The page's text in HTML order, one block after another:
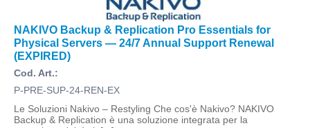
NAKIVO Backup & Replication Pro Essentials for
Physical Servers — 24/7 Annual Support Renewal
(EXPIRED)
Cod. Art.:
P-PRE-SUP-24-REN-EX
Le Soluzioni Nakivo – Restyling Che cos'è Nakivo? NAKIVO
Backup & Replication è una soluzione integrata per la